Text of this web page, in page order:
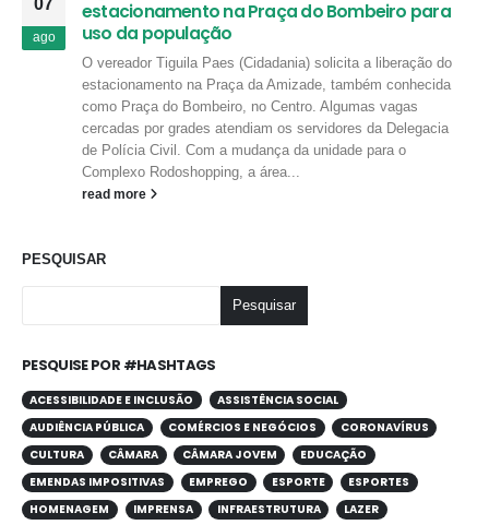
07
ago
estacionamento na Praça do Bombeiro para
uso da população
O vereador Tiguila Paes (Cidadania) solicita a liberação do
estacionamento na Praça da Amizade, também conhecida
como Praça do Bombeiro, no Centro. Algumas vagas
cercadas por grades atendiam os servidores da Delegacia
de Polícia Civil. Com a mudança da unidade para o
Complexo Rodoshopping, a área...
read more
PESQUISAR
Pesquisar
PESQUISE POR #HASHTAGS
ACESSIBILIDADE E INCLUSÃO
ASSISTÊNCIA SOCIAL
AUDIÊNCIA PÚBLICA
COMÉRCIOS E NEGÓCIOS
CORONAVÍRUS
CULTURA
CÂMARA CÂMARA JOVEM
EDUCAÇÃO
EMENDAS IMPOSITIVAS
EMPREGO ESPORTE
ESPORTES
HOMENAGEM
IMPRENSA INFRAESTRUTURA
LAZER